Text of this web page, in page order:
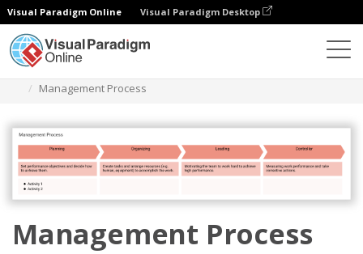
Visual Paradigm Online Visual Paradigm Desktop
Management Process
Management Process